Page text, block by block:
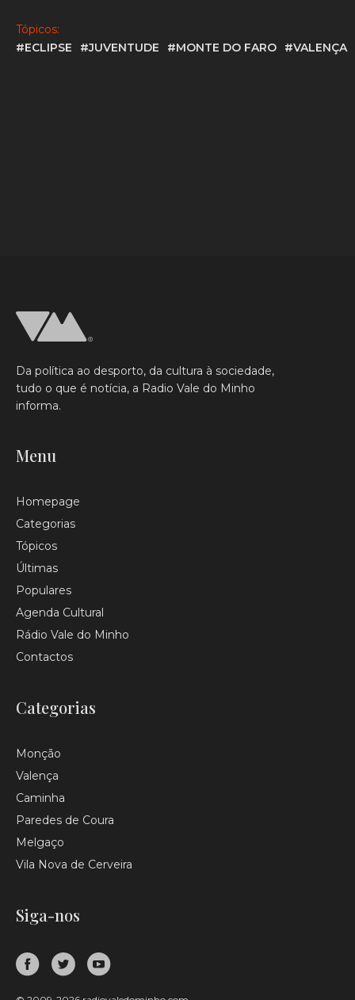
Tópicos:
#ECLIPSE
#JUVENTUDE #MONTE DO FARO #VALENÇA
Da política ao desporto, da cultura à sociedade,
tudo o que é notícia, a Radio Vale do Minho
informa.
Menu
Homepage
Categorias
Tópicos
Últimas
Populares
Agenda Cultural
Rádio Vale do Minho
Contactos
Categorias
Monção
Valença
Caminha
Paredes de Coura
Melgaço
Vila Nova de Cerveira
Siga-nos